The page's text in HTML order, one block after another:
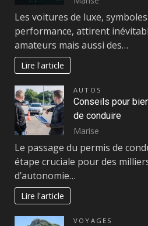
Les voitures de luxe,
performance, attirent
amateurs mais aussi des…
Lire l'article
AUTOS
Conseils pour
de conduire
Marise
Le passage du permis de
étape cruciale pour des
d’autonomie…
Lire l'article
VOYAGES